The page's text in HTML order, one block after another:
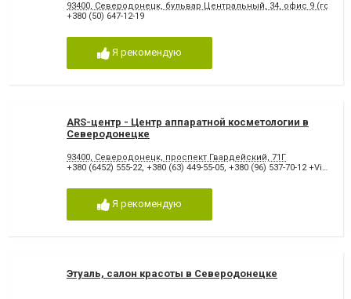
93400, Северодонецк, бульвар Центральный, 34, офис 9 (гост.
+380 (50) 647-12-19
Я рекомендую
ARS-центр - Центр аппаратной косметологии в
Северодонецке
93400, Северодонецк, проспект Гвардейский, 71Г
+380 (6452) 555-22, +380 (63) 449-55-05, +380 (96) 537-70-12 +Viber
Я рекомендую
Этуаль, салон красоты в Северодонецке